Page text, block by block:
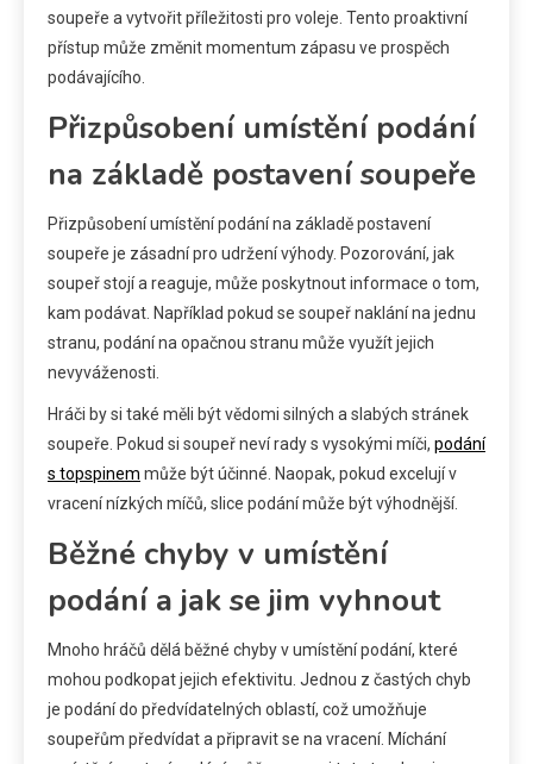
soupeře a vytvořit příležitosti pro voleje. Tento proaktivní
přístup může změnit momentum zápasu ve prospěch
podávajícího.
Přizpůsobení umístění podání
na základě postavení soupeře
Přizpůsobení umístění podání na základě postavení
soupeře je zásadní pro udržení výhody. Pozorování, jak
soupeř stojí a reaguje, může poskytnout informace o tom,
kam podávat. Například pokud se soupeř naklání na jednu
stranu, podání na opačnou stranu může využít jejich
nevyváženosti.
Hráči by si také měli být vědomi silných a slabých stránek
soupeře. Pokud si soupeř neví rady s vysokými míči, podání
s topspinem může být účinné. Naopak, pokud excelují v
vracení nízkých míčů, slice podání může být výhodnější.
Běžné chyby v umístění
podání a jak se jim vyhnout
Mnoho hráčů dělá běžné chyby v umístění podání, které
mohou podkopat jejich efektivitu. Jednou z častých chyb
je podání do předvídatelných oblastí, což umožňuje
soupeřům předvídat a připravit se na vracení. Míchání